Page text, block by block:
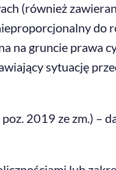
(również
do
na gruncie prawa
sytuację
2019 ze zm.) –